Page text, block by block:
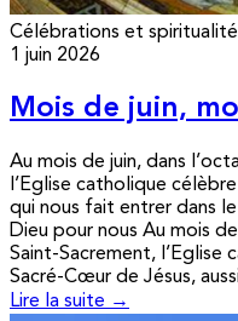
Célébrations et spiritualité
1 juin 2026
Mois de juin,
Au mois de juin, dans
l’Eglise catholique
qui nous fait entrer dans
Dieu pour nous Au mois
Saint-Sacrement,
Sacré-Cœur de Jésus,
Lire la suite →